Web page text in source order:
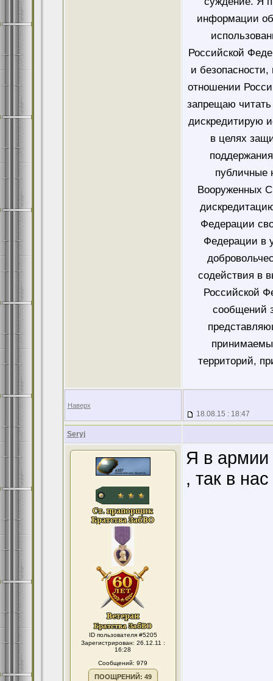
информации
Российской
и безопасности,
отношении
запрещаю читать
дискредитирую
в целях
публичные
Вооруженных
Федерации
Федерации в
содействия в
Российской
сообщений
территорий,
Наверх
18.08.15 : 18:47
Seryj
ID пользователя #5205
Зарегистрирован: 26.12.11 :
16:28
Сообщений: 979
ПООЩРЕНИЙ: 49
Я в армии
, так в